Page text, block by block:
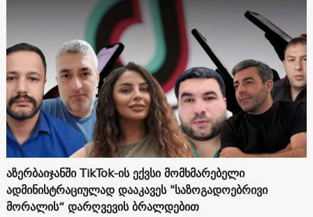
აზერბაიჯანში TikTok-ის ექვსი მომხმარებელი
ადმინისტრაციულად დააკავეს "საზოგადოებრივი
მორალის“ დარღვევის ბრალდებით